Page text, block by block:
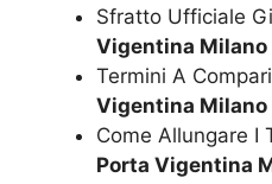
Sfratto Ufficiale
Vigentina Milano
Termini A
Vigentina Milano
Come Allungare I
Porta Vigentina